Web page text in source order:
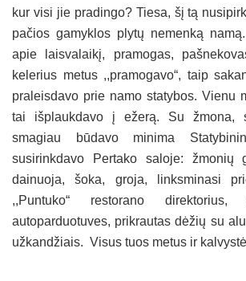
kur visi jie pradingo? Tiesa, šį tą
pačios gamyklos plytų nemenką
apie laisvalaikį, pramogas,
kelerius metus ,,pramogavo“, taip
praleisdavo prie namo statybos. Vienu
tai išplaukdavo į ežerą. Su žmona,
smagiau būdavo minima
susirinkdavo Pertako saloje:
dainuoja, šoka, groja, linksminasi
,,Puntuko“ restorano
autoparduotuves, prikrautas dėžių su
užkandžiais. Visus tuos metus ir